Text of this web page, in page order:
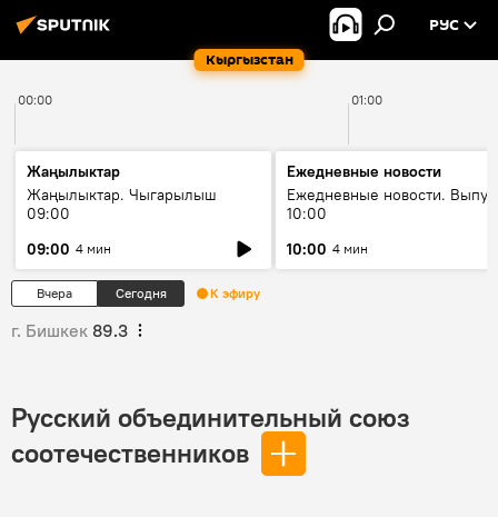
Кыргызстан
РУС
00:00 01:00
Жаңылыктар
Жаңылыктар. Чыгарылыш
09:00
09:00 4 мин
Ежедневные новости
Ежедневные новости.
10:00
10:00 4 мин
Вчера Сегодня К эфиру
г. Бишкек 89.3
Русский объединительный союз
соотечественников